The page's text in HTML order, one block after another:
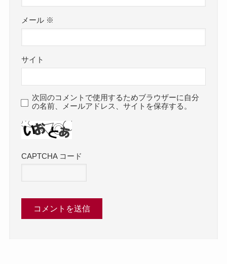
メール ※
サイト
次回のコメントで使用するためブラウザーに自分
の名前、メールアドレス、サイトを保存する。
CAPTCHA コード